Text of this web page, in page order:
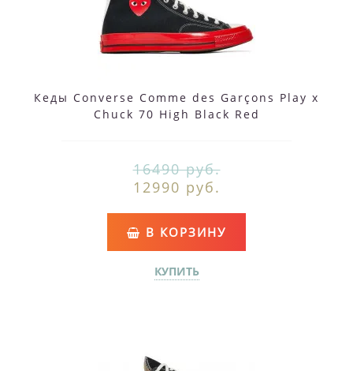
Кеды Converse Comme des Garçons Play x
Chuck 70 High Black Red
16490 руб.
12990 руб.
В КОРЗИНУ
КУПИТЬ